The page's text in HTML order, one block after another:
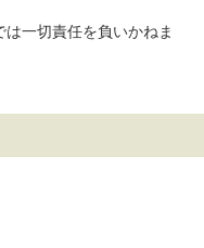
一切責任を負いかねま